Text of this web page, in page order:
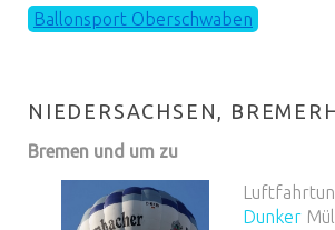
Ballonsport Oberschwaben
NIEDERSACHSEN,
Bremen und um zu
Dunker